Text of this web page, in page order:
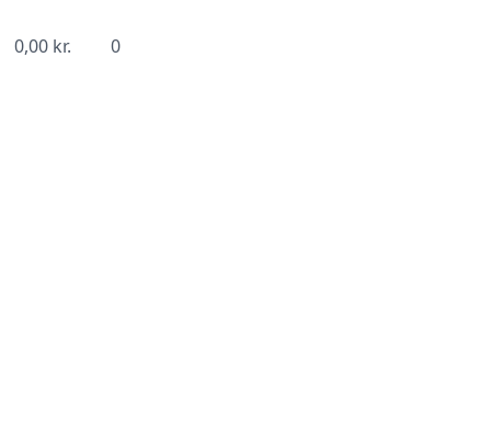
0,00 kr. 0